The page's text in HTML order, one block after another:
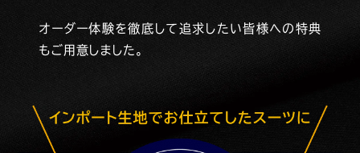
オーダー体験を徹底して追求したい皆様への特典
もご用意しました。